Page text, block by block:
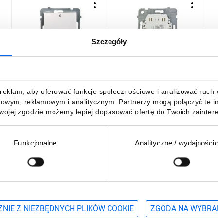
Szczegóły
aby oferować funkcje społecznościowe i analizować
reklamowym i analitycznym. Partnerzy mogą połączyć
zgodzie możemy lepiej dopasować ofertę do Twoich
Funkcjonalne Analityczne /
Z NIEZBĘDNYCH PLIKÓW COOKIE ZGODA NA
24,33 zł brutto 30,44 złbrutto
DO KOSZYKA
promocjach i wyprzedażach